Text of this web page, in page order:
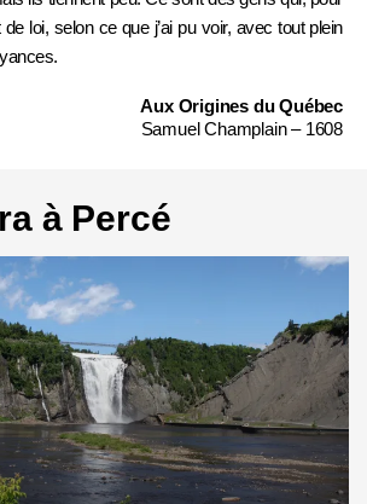
de loi, selon ce que j’ai pu voir, avec tout plein
Aux Origines du Québec
Samuel Champlain – 1608
à Percé